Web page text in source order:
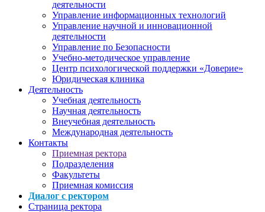
деятельности
Управление информационных технологий
Управление научной и инновационной
деятельности
Управление по Безопасности
Учебно-методическое управление
Центр психологической поддержки «Доверие»
Юридическая клиника
Деятельность
Учебная деятельность
Научная деятельность
Внеучебная деятельность
Международная деятельность
Контакты
Приемная ректора
Подразделения
Факультеты
Приемная комиссия
Диалог с ректором
Страница ректора